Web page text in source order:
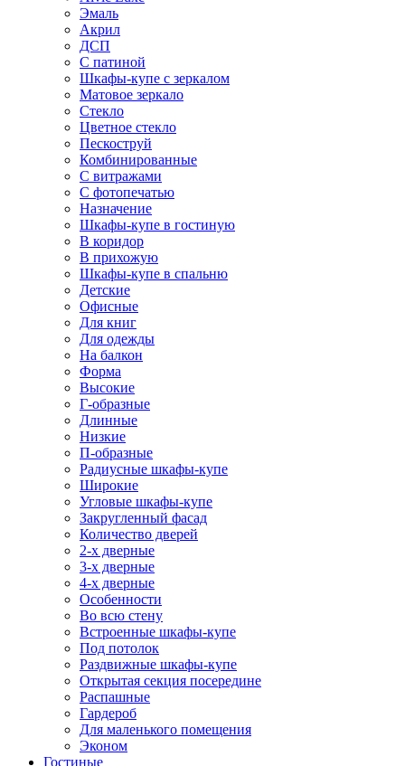
Эмаль
Акрил
ДСП
С патиной
Шкафы-купе с зеркалом
Матовое зеркало
Стекло
Цветное стекло
Пескоструй
Комбинированные
С витражами
С фотопечатью
Назначение
Шкафы-купе в гостиную
В коридор
В прихожую
Шкафы-купе в спальню
Детские
Офисные
Для книг
Для одежды
На балкон
Форма
Высокие
Г-образные
Длинные
Низкие
П-образные
Радиусные шкафы-купе
Широкие
Угловые шкафы-купе
Закругленный фасад
Количество дверей
2-х дверные
3-х дверные
4-х дверные
Особенности
Во всю стену
Встроенные шкафы-купе
Под потолок
Раздвижные шкафы-купе
Открытая секция посередине
Распашные
Гардероб
Для маленького помещения
Эконом
Гостиные